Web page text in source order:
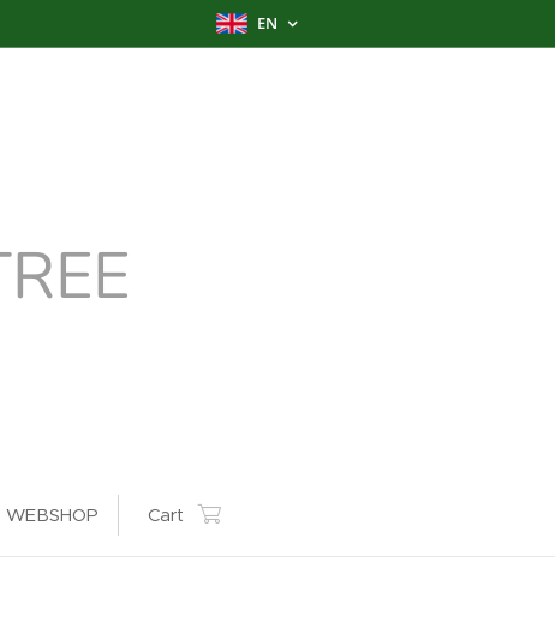
EN
WEBSHOP Cart